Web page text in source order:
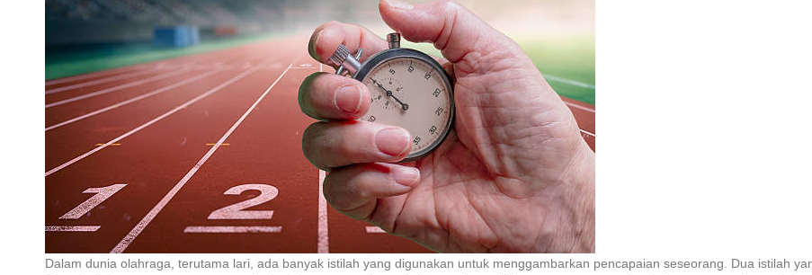
Dalam dunia olahraga, terutama lari, ada banyak istilah yang digunakan untuk menggambarkan pencapaian seseorang. Dua istilah